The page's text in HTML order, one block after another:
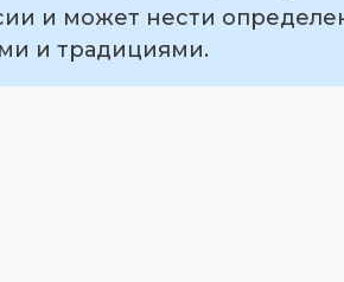
и может нести
и традициями.